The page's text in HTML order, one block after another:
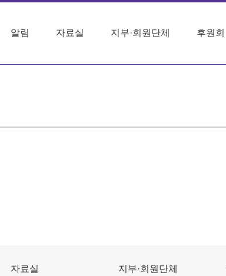
알림 자료실 지부·회원단체 후원회
자료실 지부·회원단체